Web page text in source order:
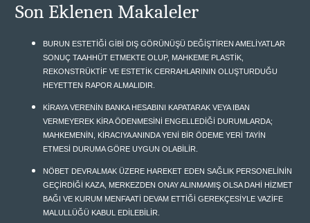
Son Eklenen Makaleler
BURUN ESTETİĞİ GİBİ DIŞ GÖRÜNÜŞÜ DEĞİŞTİREN AMELİYATLAR
SONUÇ TAAHHÜT ETMEKTE OLUP, MAHKEME PLASTİK,
REKONSTRÜKTİF VE ESTETİK CERRAHLARININ OLUŞTURDUĞU
HEYETTEN RAPOR ALMALIDIR.
KİRAYA VERENİN BANKA HESABINI KAPATARAK VEYA IBAN
VERMEYEREK KİRA ÖDENMESİNİ ENGELLEDİĞİ DURUMLARDA;
MAHKEMENİN, KİRACIYA ANINDA YENİ BİR ÖDEME YERİ TAYİN
ETMESİ DURUMA GÖRE UYGUN OLABİLİR.
NÖBET DEVRALMAK ÜZERE HAREKET EDEN SAĞLIK PERSONELİNİN
GEÇİRDİĞİ KAZA, MERKEZDEN ONAY ALINMAMIŞ OLSA DAHİ HİZMET
BAĞI VE KURUM MENFAATİ DEVAM ETTİĞİ GEREKÇESİYLE VAZİFE
MALULLÜĞÜ KABUL EDİLEBİLİR.